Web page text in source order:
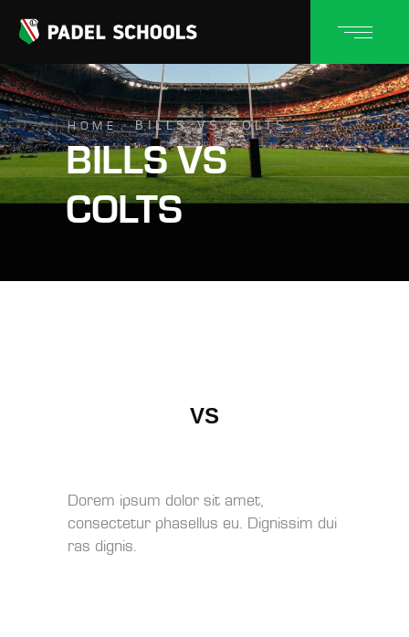
HOME BILLS VS COLTS
BILLS VS
COLTS
VS
Dorem ipsum dolor sit amet,
consectetur phasellus eu. Dignissim dui
ras dignis.